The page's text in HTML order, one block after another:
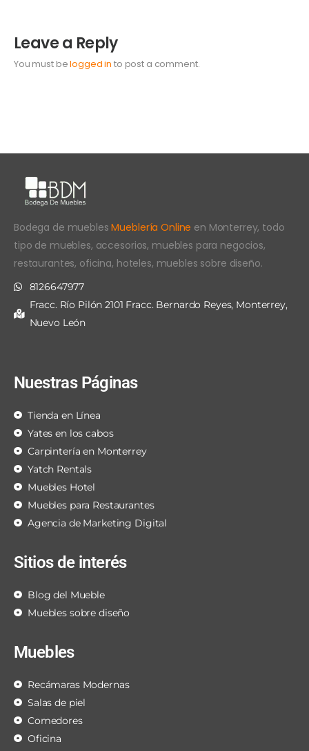
Leave a Reply
You must belogged in to post a comment.
Bodega de mueblesMueblería Online en Monterrey, todo
tipo de muebles, accesorios, muebles para negocios,
restaurantes, oficina, hoteles, muebles sobre diseño.
8126647977
Fracc. Río Pilón 2101 Fracc. Bernardo Reyes, Monterrey,
Nuevo León
Nuestras Páginas
Tienda en Línea
Yates en los cabos
Carpintería en Monterrey
Yatch Rentals
Muebles Hotel
Muebles para Restaurantes
Agencia de Marketing Digital
Sitios de interés
Blog del Mueble
Muebles sobre diseño
Muebles
Recámaras Modernas
Salas de piel
Comedores
Oficina